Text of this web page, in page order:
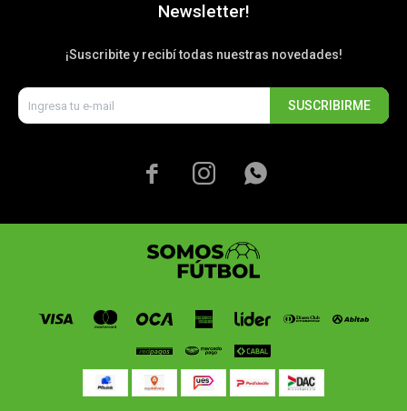
Newsletter!
¡Suscribite y recibí todas nuestras novedades!
SUSCRIBIRME
  